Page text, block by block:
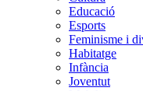
Educació
Esports
Feminisme i
Habitatge
Infància
Joventut